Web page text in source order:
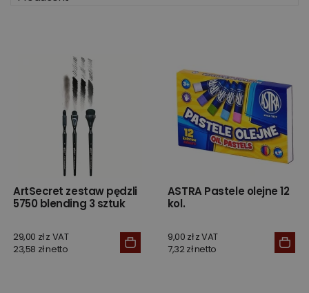
ArtSecret zestaw pędzli
5750 blending 3 sztuk
29,00 zł z VAT
23,58 zł netto
ASTRA Pastele olejne 12
kol.
9,00 zł z VAT
7,32 zł netto